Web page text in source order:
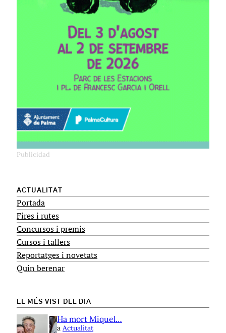
ACTUALITAT
Portada
Fires i rutes
Concursos i premis
Cursos i tallers
Reportatges i novetats
Quin berenar
EL MÉS VIST DEL DIA
Ha mort Miquel…
a Actualitat